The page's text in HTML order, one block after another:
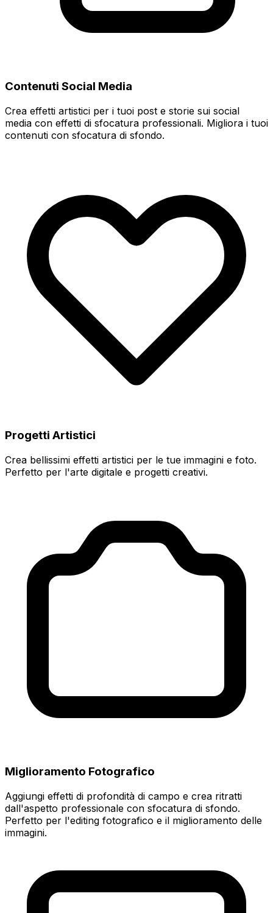
Contenuti Social Media
Crea effetti artistici per i tuoi post e storie sui social
media con effetti di sfocatura professionali. Migliora i tuoi
contenuti con sfocatura di sfondo.
Progetti Artistici
Crea bellissimi effetti artistici per le tue immagini e foto.
Perfetto per l'arte digitale e progetti creativi.
Miglioramento Fotografico
Aggiungi effetti di profondità di campo e crea ritratti
dall'aspetto professionale con sfocatura di sfondo.
Perfetto per l'editing fotografico e il miglioramento delle
immagini.